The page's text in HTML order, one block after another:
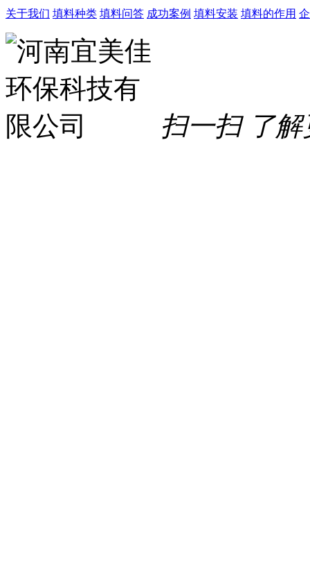
关于我们 填料种类 填料问答 成功案例 填料安装 填料的作用
扫一扫 了解